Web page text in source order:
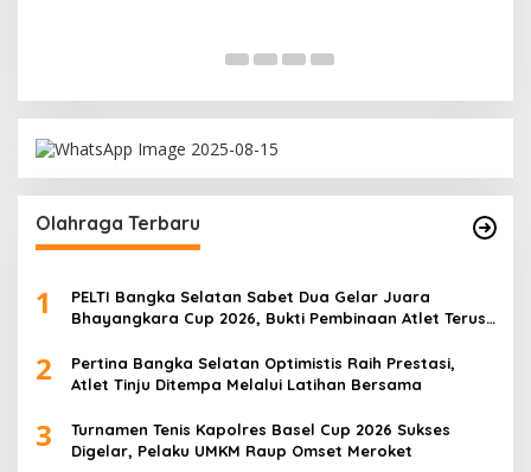
Olahraga Terbaru
1
PELTI Bangka Selatan Sabet Dua Gelar Juara
Bhayangkara Cup 2026, Bukti Pembinaan Atlet Terus
2
Pertina Bangka Selatan Optimistis Raih Prestasi,
Atlet Tinju Ditempa Melalui Latihan Bersama
3
Turnamen Tenis Kapolres Basel Cup 2026 Sukses
Digelar, Pelaku UMKM Raup Omset Meroket